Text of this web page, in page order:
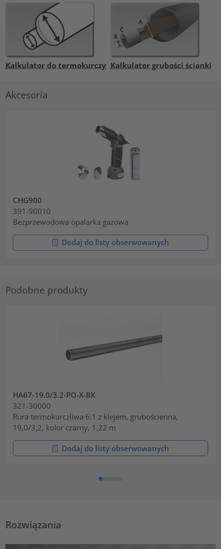
Kalkulator do termokurczy Kalkulator grubości ścianki
Akcesoria
CHG900
391-90010
Bezprzewodowa opalarka gazowa
Dodaj do listy obserwowanych
Podobne produkty
HA67-19.0/3.2-PO-X-BK
321-30000
Rura termokurczliwa 6:1 z klejem, grubościenna,
19,0/3,2, kolor czarny, 1,22 m
Dodaj do listy obserwowanych
Rozwiązania